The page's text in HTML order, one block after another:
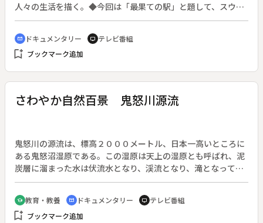
人々の生活を描く。◆今回は「最果ての駅」と題して、スウェ
ーデン・ノルウェーをイェリヴァレ・ナルヴィク、ボードー・
トロンハイムと旅する道のりを紹介する。
cinematic_blur ドキュメンタリー tv テレビ番組
bookmark_add ブックマーク追加
さわやか自然百景 鬼怒川源流
鬼怒川の源流は、標高２０００メートル、日本一高いところに
ある鬼怒沼湿原である。この湿原は天上の湿原とも呼ばれ、泥
炭層に溜まった水は伏流水となり、渓流となり、滝となって山
を下る。人間の入り込まない湿原は、生き物の楽園でもある。
school 教育・教養 cinematic_blur ドキュメンタリー tv テレビ番組
bookmark_add ブックマーク追加